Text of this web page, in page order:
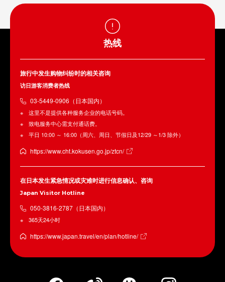
热线
旅行中发生购物纠纷时的相关咨询
访日游客消费者热线
03-5449-0906（日本国内）
这里不是提供各种服务企业的电话号码。
致电服务中心需支付通话费。
平日 10:00 ～ 16:00（周六、周日、节假日及12/29 ～1/3 除外）
https://www.cht.kokusen.go.jp/ztcn/
在日本发生紧急情况或灾难时进行信息确认、咨询
Japan Visitor Hotline
050-3816-2787（日本国内）
365天24小时
https://www.japan.travel/en/plan/hotline/